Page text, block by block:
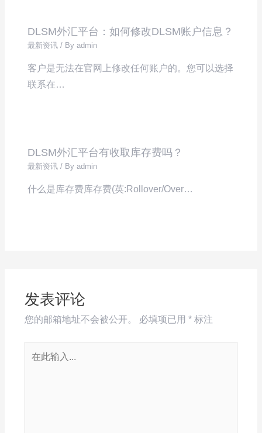
DLSM外汇平台：如何修改DLSM账户信息？
最新资讯 / Byadmin
客户是无法在官网上修改任何账户的。您可以选择
联系在…
DLSM外汇平台有收取库存费吗？
最新资讯 / Byadmin
什么是库存费库存费(英:Rollover/Over…
发表评论
您的邮箱地址不会被公开。 必填项已用 *标注